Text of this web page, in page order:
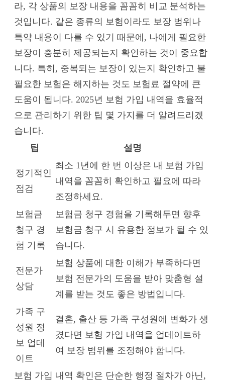
라, 각 상품의 보장 내용을 꼼꼼히 비교 분석하는
것입니다. 같은 종류의 보험이라도 보장 범위나
특약 내용이 다를 수 있기 때문에, 나에게 필요한
보장이 충분히 제공되는지 확인하는 것이 중요합
니다. 특히, 중복되는 보장이 있는지 확인하고 불
필요한 보험은 해지하는 것도 보험료 절약에 큰
도움이 됩니다. 2025년 보험 가입 내역을 효율적
으로 관리하기 위한 팁 몇 가지를 더 알려드리겠
습니다.
팁
설명
정기적인
점검
최소 1년에 한 번 이상은 내 보험 가입
내역을 꼼꼼히 확인하고 필요에 따라
조정하세요.
보험금
청구 경
험 기록
보험금 청구 경험을 기록해두면 향후
보험금 청구 시 유용한 정보가 될 수 있
습니다.
전문가
상담
보험 상품에 대한 이해가 부족하다면
보험 전문가의 도움을 받아 맞춤형 설
계를 받는 것도 좋은 방법입니다.
가족 구
성원 정
보 업데
이트
결혼, 출산 등 가족 구성원에 변화가 생
겼다면 보험 가입 내역을 업데이트하
여 보장 범위를 조정해야 합니다.
보험 가입 내역 확인은 단순한 행정 절차가 아닌,